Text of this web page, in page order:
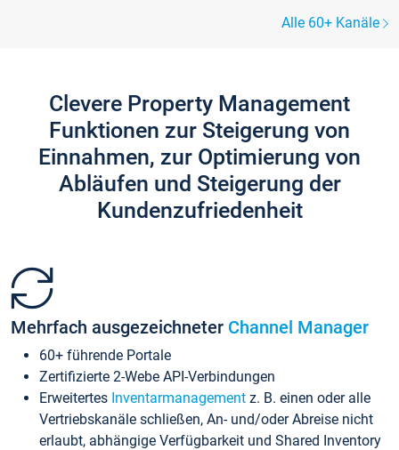
Alle 60+ Kanäle
Clevere Property Management
Funktionen zur Steigerung von
Einnahmen, zur Optimierung von
Abläufen und Steigerung der
Kundenzufriedenheit
Mehrfach ausgezeichneter Channel Manager
60+ führende Portale
Zertifizierte 2-Webe API-Verbindungen
Erweitertes Inventarmanagement z. B. einen oder alle
Vertriebskanäle schließen, An- und/oder Abreise nicht
erlaubt, abhängige Verfügbarkeit und Shared Inventory